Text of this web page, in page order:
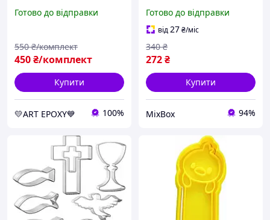
Готово до відправки
450₴/комплект
550 ₴/комплект
Купити
💛ART EPOXY💙 100%
сталі форми для випічки
Різдво серце зірка ялинка
Санта
Готово до відправки
від27₴/міс
272₴
340 ₴
Купити
MixBox 94%